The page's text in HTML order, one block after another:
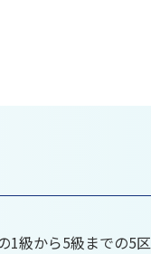
1級から5級までの5